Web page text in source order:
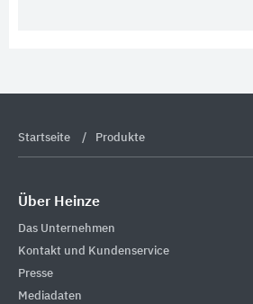
Startseite Produkte
Über Heinze
Das Unternehmen
Kontakt und Kundenservice
Presse
Mediadaten